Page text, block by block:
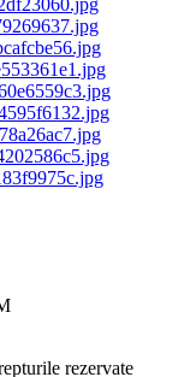
rezervate